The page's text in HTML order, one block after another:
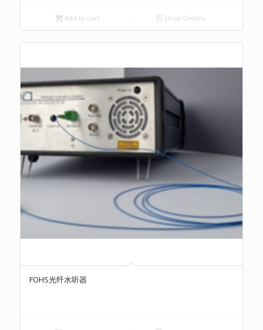
Add to cart Show Details
FOHS光纤水听器